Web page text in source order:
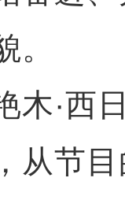
。
·西日
从节